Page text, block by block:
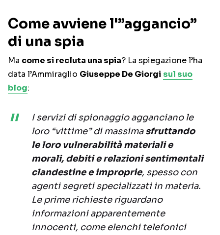
Come avviene l'”aggancio”
di una spia
Ma come si recluta una spia? La spiegazione l’ha
data l’Ammiraglio Giuseppe De Giorgi sul suo
blog:
I servizi di spionaggio agganciano le
loro “vittime” di massimasfruttando
le loro vulnerabilità materiali e
morali, debiti e relazioni sentimentali
clandestine e improprie, spesso con
agenti segreti specializzati in materia.
Le prime richieste riguardano
informazioni apparentemente
innocenti, come elenchi telefonici